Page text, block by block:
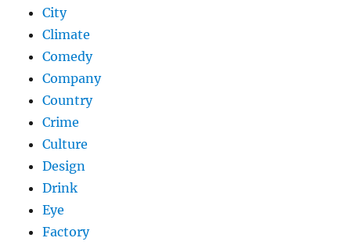
City
Climate
Comedy
Company
Country
Crime
Culture
Design
Drink
Eye
Factory